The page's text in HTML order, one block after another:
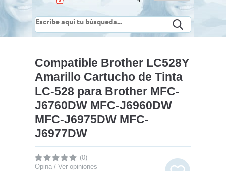
Compatible Brother LC528Y
Amarillo Cartucho de Tinta
LC-528 para Brother MFC-
J6760DW MFC-J6960DW
MFC-J6975DW MFC-
J6977DW
(0)
Opina / Ver opiniones